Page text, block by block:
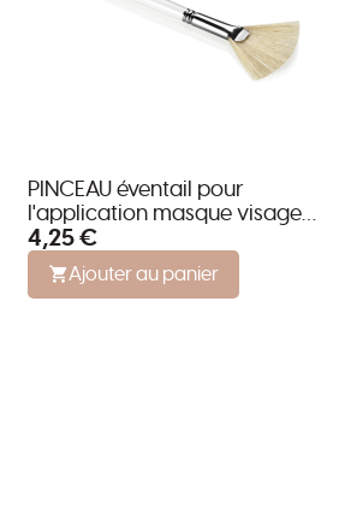
PINCEAU éventail pour
l'application masque visage
FAN MASK BRUSH
4,25 €
Ajouter au panier